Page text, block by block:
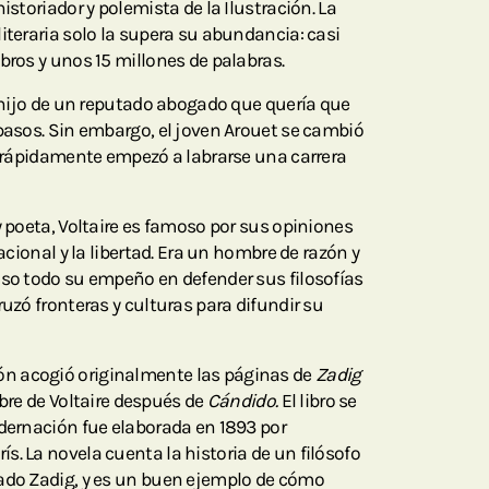
y polemista de la Ilustración. La
solo la supera su abundancia: casi
y unos 15 millones de palabras.
de un reputado abogado que quería que
Sin embargo, el joven Arouet se cambió
empezó a labrarse una carrera
Voltaire es famoso por sus opiniones
y la libertad. Era un hombre de razón y
todo su empeño en defender sus filosofías
fronteras y culturas para difundir su
acogió originalmente las páginas de Zadig
de Voltaire después de Cándido.El libro se
fue elaborada en 1893 por
La novela cuenta la historia de un filósofo
Zadig, y es un buen ejemplo de cómo